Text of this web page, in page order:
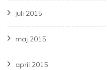
juli 2015
maj 2015
april 2015